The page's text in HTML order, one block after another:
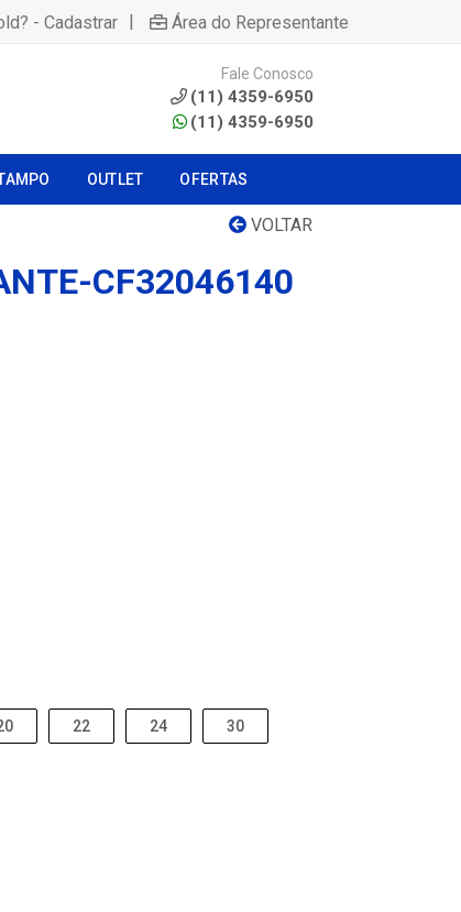
- Cadastrar | Área do Representante
Fale Conosco
(11) 4359-6950
(11) 4359-6950
OUTLET OFERTAS
VOLTAR
CF32046140
22 24 30